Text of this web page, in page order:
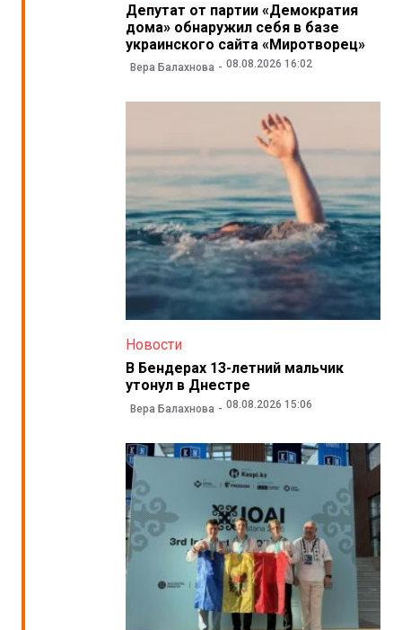
Депутат от партии «Демократия
дома» обнаружил себя в базе
украинского сайта «Миротворец»
Вера Балахнова 08.08.2026 16:02
Новости
В Бендерах 13-летний мальчик
утонул в Днестре
Вера Балахнова 08.08.2026 15:06